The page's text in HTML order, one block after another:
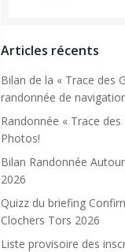
Articles récents
Bilan de la « Trace des
randonnée de
Randonnée « Trace
Photos!
Bilan Randonnée
2026
Quizz du briefing
Clochers Tors 2026
Liste provisoire des